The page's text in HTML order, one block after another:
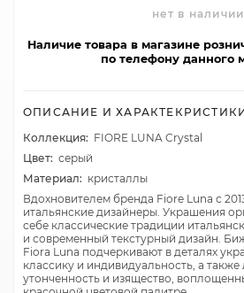
нет в наличии
Наличие товара в магазине
по телефону данного
ОПИСАНИЕ И
Коллекция: FIORE LUNA Crystal
Цвет: серый
Материал: кристаллы
Вдохновителем бренда Fiore Luna с
итальянские дизайнеры. Украшения
себе классические традиции
и современный текстурный дизайн.
Fiora Luna подчеркивают в деталях
классику и индивидуальность, а также
утонченность и изящество,